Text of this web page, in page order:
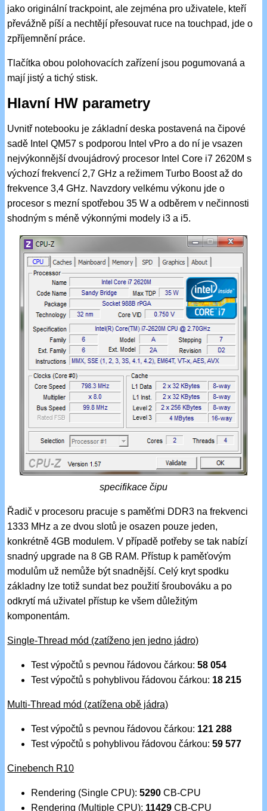
jako originální trackpoint, ale zejména pro uživatele, kteří
převážně píší a nechtějí přesouvat ruce na touchpad, jde o
zpříjemnění práce.
Tlačítka obou polohovacích zařízení jsou pogumovaná a
mají jistý a tichý stisk.
Hlavní HW parametry
Uvnitř notebooku je základní deska postavená na čipové
sadě Intel QM57 s podporou Intel vPro a do ní je vsazen
nejvýkonnější dvoujádrový procesor Intel Core i7 2620M s
výchozí frekvencí 2,7 GHz a režimem Turbo Boost až do
frekvence 3,4 GHz. Navzdory velkému výkonu jde o
procesor s mezní spotřebou 35 W a odběrem v nečinnosti
shodným s méně výkonnými modely i3 a i5.
specifikace čipu
Řadič v procesoru pracuje s paměťmi DDR3 na frekvenci
1333 MHz a ze dvou slotů je osazen pouze jeden,
konkrétně 4GB modulem. V případě potřeby se tak nabízí
snadný upgrade na 8 GB RAM. Přístup k paměťovým
modulům už nemůže být snadnější. Celý kryt spodku
základny lze totiž sundat bez použití šroubováku a po
odkrytí má uživatel přístup ke všem důležitým
komponentám.
Single-Thread mód (zatíženo jen jedno jádro)
Test výpočtů s pevnou řádovou čárkou:58 054
Test výpočtů s pohyblivou řádovou čárkou: 18 215
Multi-Thread mód (zatížena obě jádra)
Test výpočtů s pevnou řádovou čárkou: 121 288
Test výpočtů s pohyblivou řádovou čárkou:59 577
Cinebench R10
Rendering (Single CPU):5290 CB-CPU
Rendering (Multiple CPU): 11429 CB-CPU